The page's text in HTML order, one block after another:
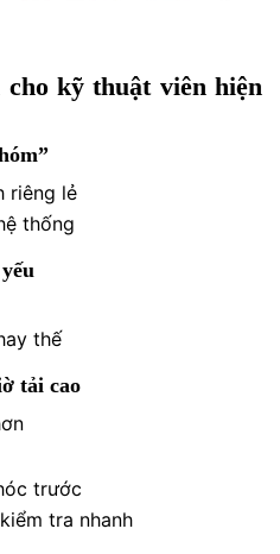
kỹ thuật viên hiện
riêng lẻ
thống
thế
tải cao
trước
tra nhanh